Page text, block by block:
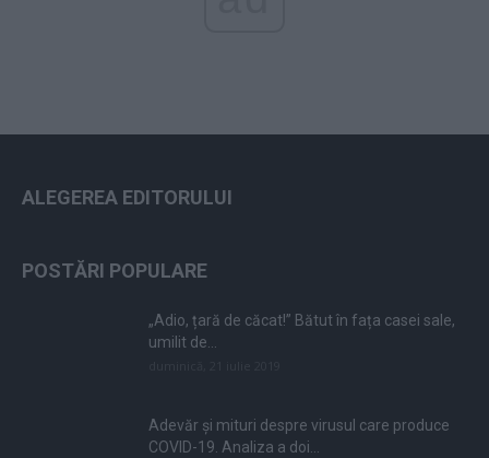
ALEGEREA EDITORULUI
POSTĂRI POPULARE
„Adio, țară de căcat!” Bătut în fața casei sale,
umilit de...
Adevăr și mituri despre virusul care produce
COVID-19. Analiza a doi...